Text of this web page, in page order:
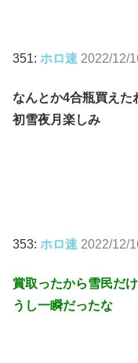
351: ホロ速 2022/12/
なんとか4合瓶買えた
初雪夜月楽しみ
353: ホロ速 2022/12/
賞取ったから雪民だ
うし一瞬だったな